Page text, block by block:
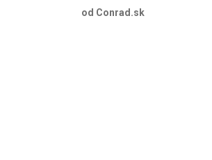
od Conrad.sk